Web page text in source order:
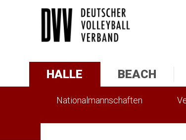
HALLE
Nationalmannschaften
BEACH